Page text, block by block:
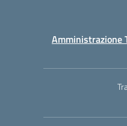
Amministrazione